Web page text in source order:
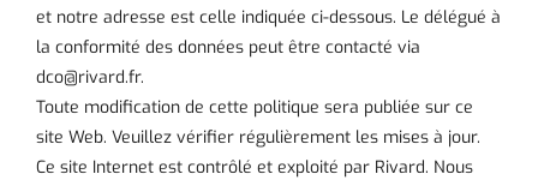
et notre adresse est celle indiquée ci-dessous. Le délégué à
la conformité des données peut être contacté via
dco@rivard.fr.
Toute modification de cette politique sera publiée sur ce
site Web. Veuillez vérifier régulièrement les mises à jour.
Ce site Internet est contrôlé et exploité par Rivard. Nous